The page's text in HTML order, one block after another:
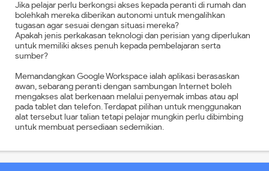
Jika pelajar perlu berkongsi akses kepada peranti di rumah dan
bolehkah mereka diberikan autonomi untuk mengalihkan
tugasan agar sesuai dengan situasi mereka?
Apakah jenis perkakasan teknologi dan perisian yang diperlukan
untuk memiliki akses penuh kepada pembelajaran serta
sumber?
Memandangkan Google Workspace ialah aplikasi berasaskan
awan, sebarang peranti dengan sambungan Internet boleh
mengakses alat berkenaan melalui penyemak imbas atau apl
pada tablet dan telefon. Terdapat pilihan untuk menggunakan
alat tersebut luar talian tetapi pelajar mungkin perlu dibimbing
untuk membuat persediaan sedemikian.